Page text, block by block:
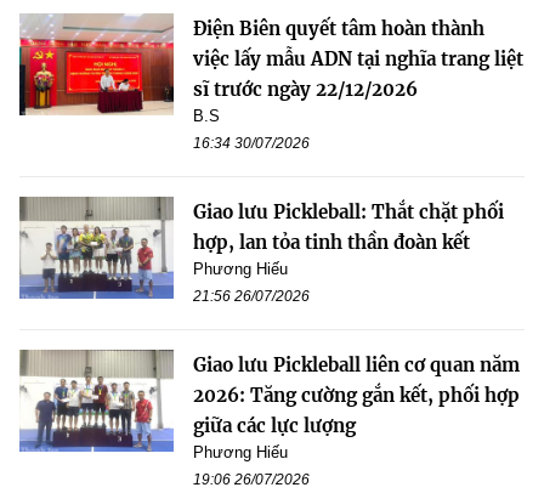
Điện Biên quyết tâm hoàn thành
việc lấy mẫu ADN tại nghĩa trang liệt
sĩ trước ngày 22/12/2026
B.S
16:34 30/07/2026
Giao lưu Pickleball: Thắt chặt phối
hợp, lan tỏa tinh thần đoàn kết
Phương Hiếu
21:56 26/07/2026
Giao lưu Pickleball liên cơ quan năm
2026: Tăng cường gắn kết, phối hợp
giữa các lực lượng
Phương Hiếu
19:06 26/07/2026